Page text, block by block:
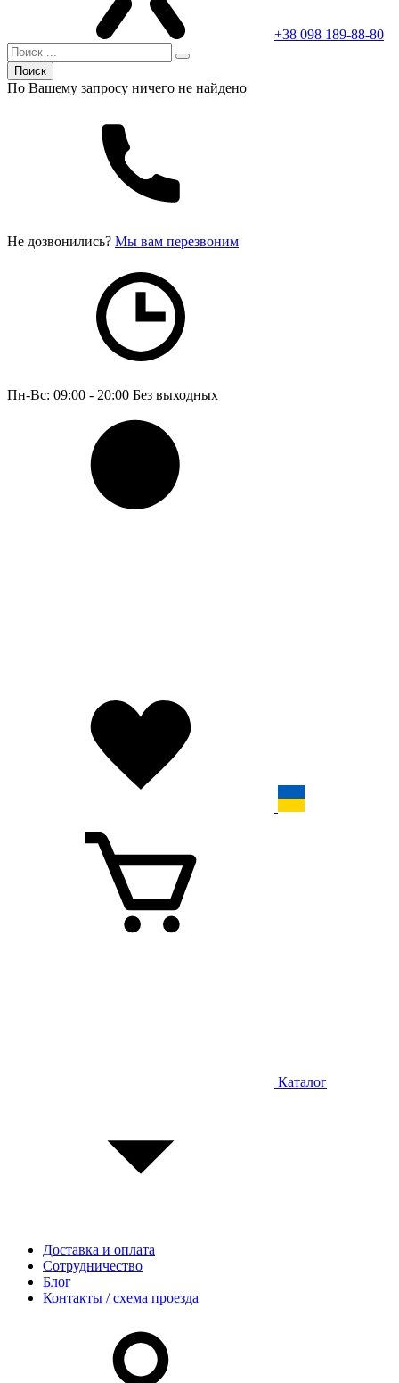
+38 098 189-88-80
Поиск
По Вашему запросу ничего не найдено
Не дозвонились? Мы вам перезвоним
Пн-Вс: 09:00 - 20:00 Без выходных
Каталог
Доставка и оплата
Сотрудничество
Блог
Контакты / схема проезда